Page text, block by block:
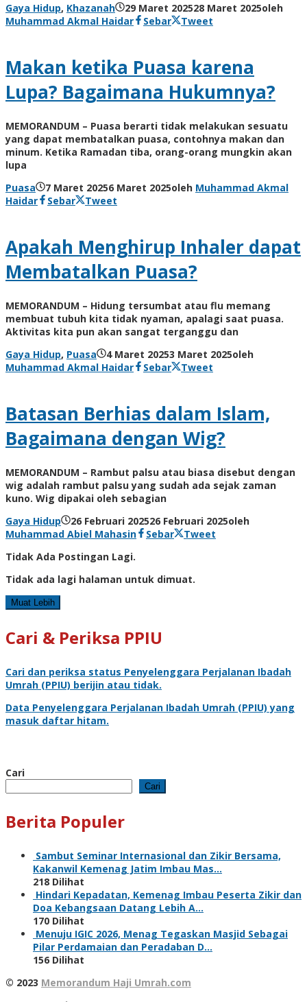
Gaya Hidup, Khazanah 29 Maret 202528 Maret 2025oleh
Muhammad Akmal Haidar
Sebar Tweet
Makan ketika Puasa karena
Lupa? Bagaimana Hukumnya?
MEMORANDUM – Puasa berarti tidak melakukan sesuatu
yang dapat membatalkan puasa, contohnya makan dan
minum. Ketika Ramadan tiba, orang-orang mungkin akan
lupa
Puasa
7 Maret 20256 Maret 2025oleh Muhammad Akmal
Haidar
Sebar Tweet
Apakah Menghirup Inhaler dapat
Membatalkan Puasa?
MEMORANDUM – Hidung tersumbat atau flu memang
membuat tubuh kita tidak nyaman, apalagi saat puasa.
Aktivitas kita pun akan sangat terganggu dan
Gaya Hidup, Puasa 4 Maret 20253 Maret 2025oleh
Muhammad Akmal Haidar
Sebar Tweet
Batasan Berhias dalam Islam,
Bagaimana dengan Wig?
MEMORANDUM – Rambut palsu atau biasa disebut dengan
wig adalah rambut palsu yang sudah ada sejak zaman
kuno. Wig dipakai oleh sebagian
Gaya Hidup
26 Februari 202526 Februari 2025oleh
Muhammad Abiel Mahasin
Sebar
Tweet
Tidak Ada Postingan Lagi.
Tidak ada lagi halaman untuk dimuat.
Muat Lebih
Cari & Periksa PPIU
Cari dan periksa status Penyelenggara Perjalanan Ibadah
Umrah (PPIU) berijin atau tidak.
Data Penyelenggara Perjalanan Ibadah Umrah (PPIU) yang
masuk daftar hitam.
Cari
Cari
Berita Populer
Sambut Seminar Internasional dan Zikir Bersama,
Kakanwil Kemenag Jatim Imbau Mas…
218 Dilihat
Hindari Kepadatan, Kemenag Imbau Peserta Zikir dan
Doa Kebangsaan Datang Lebih A…
170 Dilihat
Menuju IGIC 2026, Menag Tegaskan Masjid Sebagai
Pilar Perdamaian dan Peradaban D…
156 Dilihat
© 2023 Memorandum Haji Umrah.com